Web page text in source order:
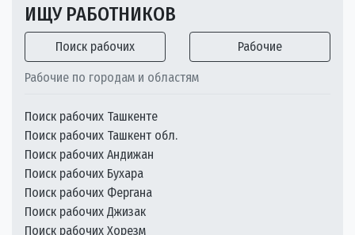
ИЩУ РАБОТНИКОВ
Поиск рабочих Рабочие
Рабочие по городам и областям
Поиск рабочих Ташкенте
Поиск рабочих Ташкент обл.
Поиск рабочих Андижан
Поиск рабочих Бухара
Поиск рабочих Фергана
Поиск рабочих Джизак
Поиск рабочих Хорезм